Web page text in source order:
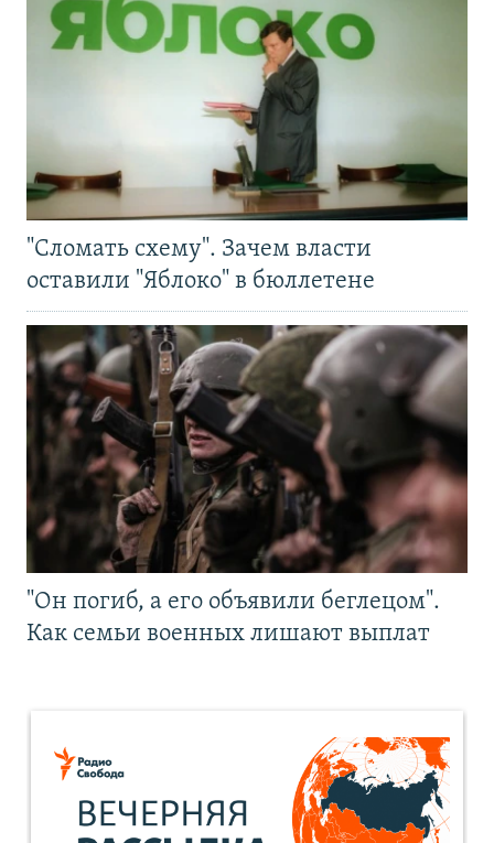
"Сломать схему". Зачем власти
оставили "Яблоко" в бюллетене
"Он погиб, а его объявили беглецом".
Как семьи военных лишают выплат